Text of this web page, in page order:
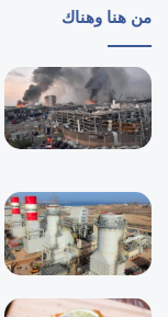
من هنا وهناك